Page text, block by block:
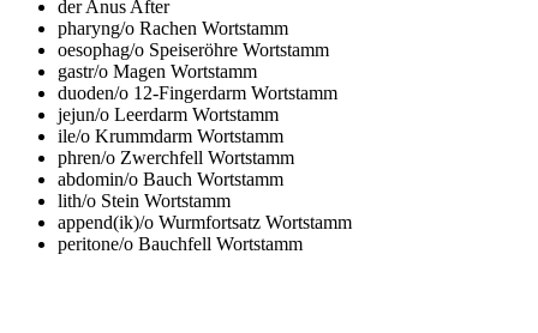
der Anus After
pharyng/o Rachen Wortstamm
oesophag/o Speiseröhre Wortstamm
gastr/o Magen Wortstamm
duoden/o 12-Fingerdarm Wortstamm
jejun/o Leerdarm Wortstamm
ile/o Krummdarm Wortstamm
phren/o Zwerchfell Wortstamm
abdomin/o Bauch Wortstamm
lith/o Stein Wortstamm
append(ik)/o Wurmfortsatz Wortstamm
peritone/o Bauchfell Wortstamm